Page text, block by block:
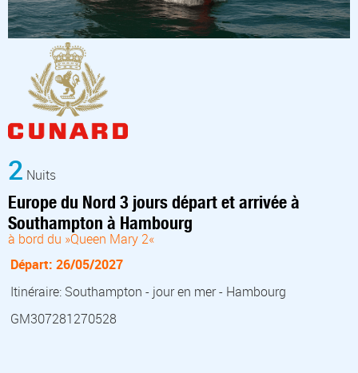
2 Nuits
Europe du Nord 3 jours départ et arrivée à
Southampton à Hambourg
à bord du »Queen Mary 2«
Départ: 26/05/2027
Itinéraire: Southampton - jour en mer - Hambourg
GM307281270528